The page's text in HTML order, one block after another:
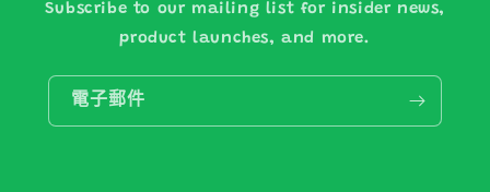
Subscribe to our mailing list for insider news,
product launches, and more.
電子郵件